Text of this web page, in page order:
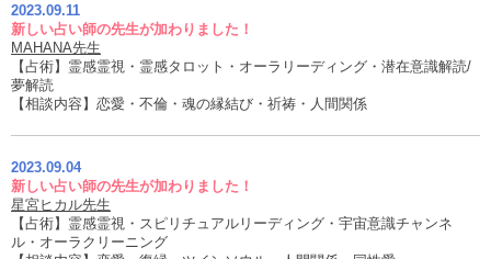
2023.09.11
新しい占い師の先生が加わりました！
MAHANA先生
【占術】霊感霊視・霊感タロット・オーラリーディング・潜在意識解読/
夢解読
【相談内容】恋愛・不倫・魂の縁結び・祈祷・人間関係
2023.09.04
新しい占い師の先生が加わりました！
星宮ヒカル先生
【占術】霊感霊視・スピリチュアルリーディング・宇宙意識チャンネ
ル・オーラクリーニング